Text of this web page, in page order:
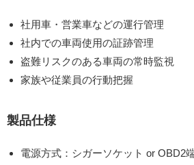
社用車・営業車などの運行管理
社内での車両使用の証跡管理
盗難リスクのある車両の常時監視
家族や従業員の行動把握
製品仕様
電源方式：シガーソケット or OBD2